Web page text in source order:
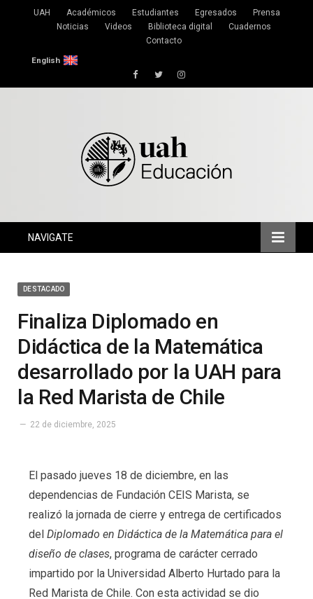
UAH Académicos Estudiantes Egresados
Prensa
Noticias
Videos Biblioteca digital
Cuadernos
Contacto
English
FacebookTwitterInstagram
NAVIGATE
DESTACADO
Finaliza Diplomado en
Didáctica de la Matemática
desarrollado por la UAH para
la Red Marista de Chile
22 de diciembre, 2025
El pasado jueves 18 de diciembre, en las
dependencias de Fundación CEIS Marista, se
realizó la jornada de cierre y entrega de certificados
del Diplomado en Didáctica de la Matemática para el
diseño de clases, programa de carácter cerrado
impartido por la Universidad Alberto Hurtado para la
Red Marista de Chile. Con esta actividad se dio